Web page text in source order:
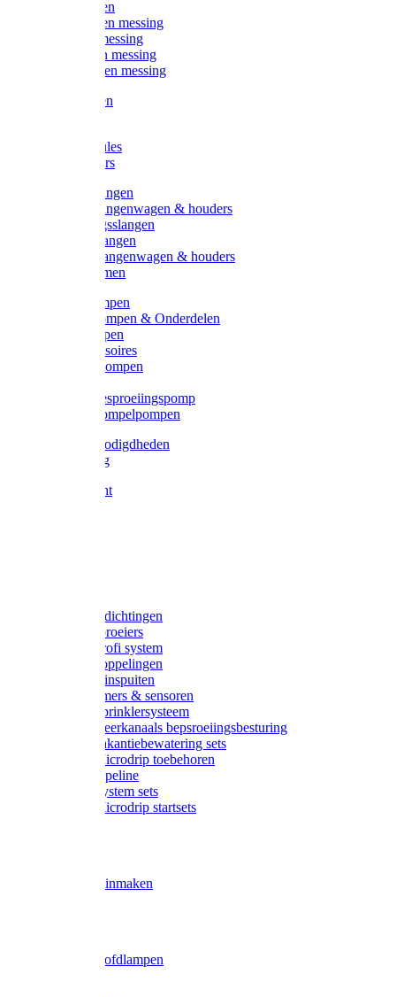
Kogelkranen
Koppelingen messing
Sproeiers messing
Tuinspuiten messing
Slangstukken messing
Handspuiten
Kunststoftules
Regenmeters
Overige slangen
Overige slangenwagen & houders
Beregeningsslangen
Gardena slangen
Gardena slangenwagen & houders
Slangklemmen
Leader pompen
Zwengelpompen & Onderdelen
Ebara pompen
Pompaccessoires
Excellent pompen
Gardena besproeiingspomp
Gardena dompelpompen
Tyleen benodigdheden
Tyleenslang
Lange bocht
Gardena afdichtingen
Gardena sproeiers
Gardena Profi system
Gardena koppelingen
Gardena tuinspuiten
Gardena timers & sensoren
Gardena Sprinklersysteem
Gardena meerkanaals bepsroeiingsbesturing
Gardena vakantiebewatering sets
Gardena Microdrip toebehoren
Gardena Pipeline
Gardena System sets
Gardena Microdrip startsets
Wecken & inmaken
Zak- & Hoofdlampen